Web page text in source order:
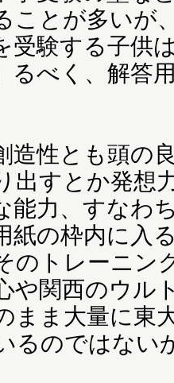
ことが多いが
受験する子供
るべく、解答
性とも頭の
出すとか発想
能力、すなわ
紙の枠内に入
のトレーニン
や関西のウル
まま大量に東
るのではな